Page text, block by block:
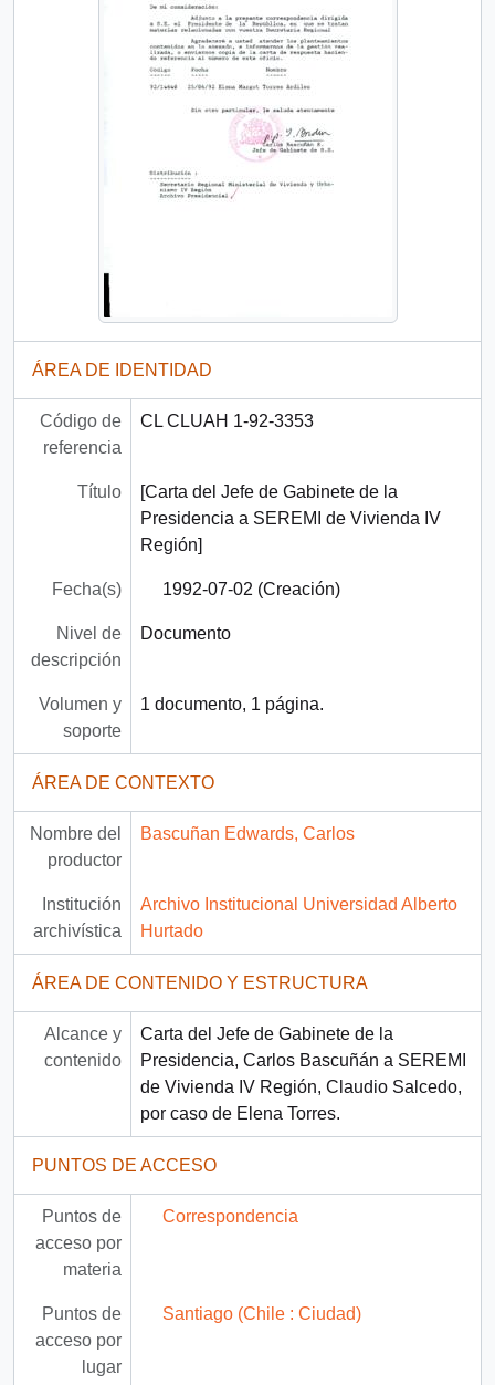
ÁREA DE IDENTIDAD
Código de
referencia
CL CLUAH 1-92-3353
Título
[Carta del Jefe de Gabinete de la
Presidencia a SEREMI de Vivienda IV
Región]
Fecha(s) 1992-07-02 (Creación)
Nivel de
descripción
Documento
Volumen y
soporte
1 documento, 1 página.
ÁREA DE CONTEXTO
Nombre del
productor
Bascuñan Edwards, Carlos
Institución
archivística
Archivo Institucional Universidad Alberto
Hurtado
ÁREA DE CONTENIDO Y ESTRUCTURA
Alcance y
contenido
Carta del Jefe de Gabinete de la
Presidencia, Carlos Bascuñán a SEREMI
de Vivienda IV Región, Claudio Salcedo,
por caso de Elena Torres.
PUNTOS DE ACCESO
Puntos de
acceso por
materia
Correspondencia
Puntos de
acceso por
lugar
Santiago (Chile : Ciudad)